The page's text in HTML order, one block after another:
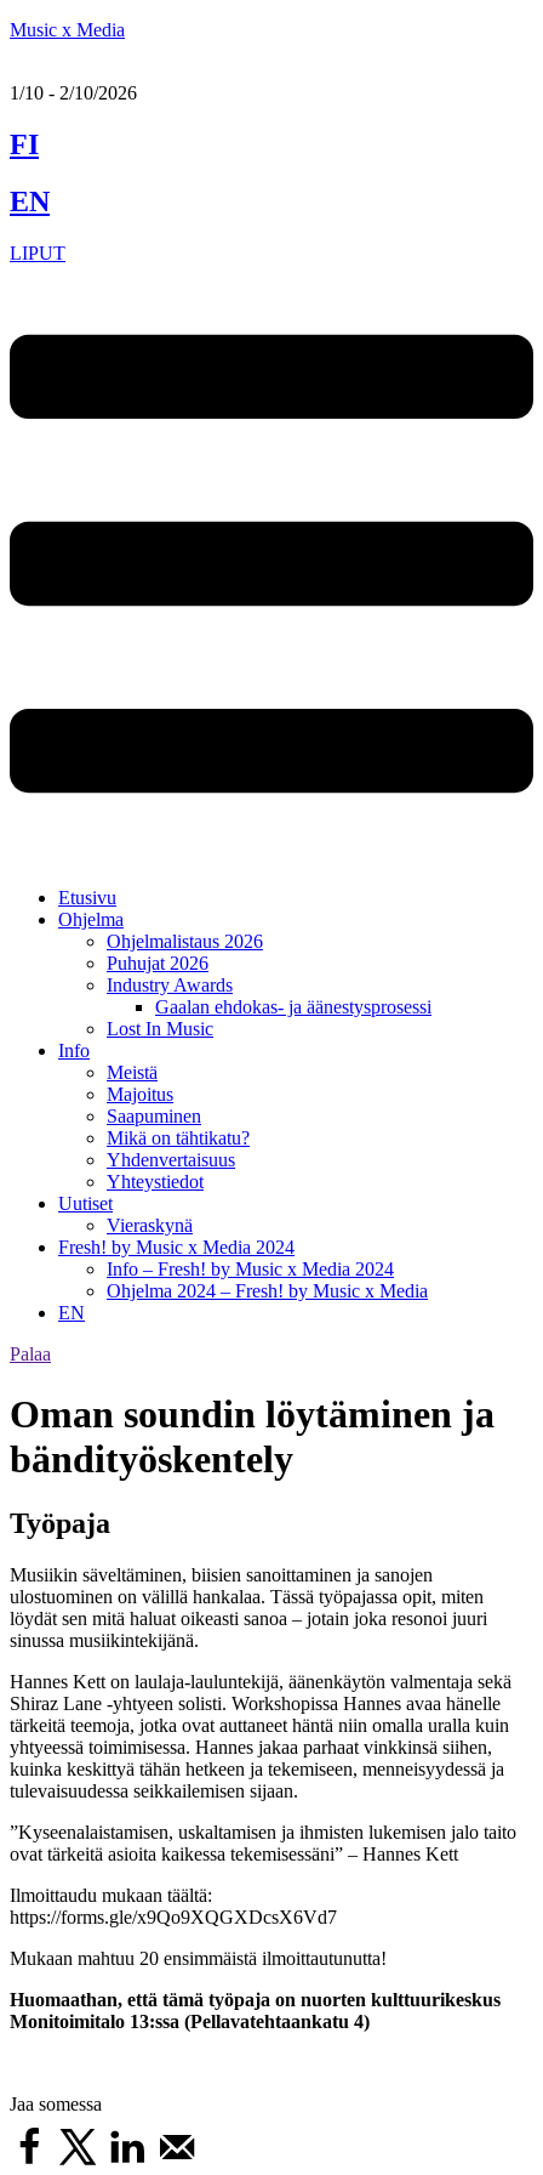
Music x Media
1/10 - 2/10/2026
FI
EN
LIPUT
Etusivu
Ohjelma
Ohjelmalistaus 2026
Puhujat 2026
Industry Awards
Gaalan ehdokas- ja äänestysprosessi
Lost In Music
Info
Meistä
Majoitus
Saapuminen
Mikä on tähtikatu?
Yhdenvertaisuus
Yhteystiedot
Uutiset
Vieraskynä
Fresh! by Music x Media 2024
Info – Fresh! by Music x Media 2024
Ohjelma 2024 – Fresh! by Music x Media
EN
Palaa
Oman soundin löytäminen ja
bändityöskentely
Työpaja
Musiikin säveltäminen, biisien sanoittaminen ja sanojen
ulostuominen on välillä hankalaa. Tässä työpajassa opit, miten
löydät sen mitä haluat oikeasti sanoa – jotain joka resonoi juuri
sinussa musiikintekijänä.
Hannes Kett on laulaja-lauluntekijä, äänenkäytön valmentaja sekä
Shiraz Lane -yhtyeen solisti. Workshopissa Hannes avaa hänelle
tärkeitä teemoja, jotka ovat auttaneet häntä niin omalla uralla kuin
yhtyeessä toimimisessa. Hannes jakaa parhaat vinkkinsä siihen,
kuinka keskittyä tähän hetkeen ja tekemiseen, menneisyydessä ja
tulevaisuudessa seikkailemisen sijaan.
”Kyseenalaistamisen, uskaltamisen ja ihmisten lukemisen jalo taito
ovat tärkeitä asioita kaikessa tekemisessäni” – Hannes Kett
Ilmoittaudu mukaan täältä:
https://forms.gle/x9Qo9XQGXDcsX6Vd7
Mukaan mahtuu 20 ensimmäistä ilmoittautunutta!
Huomaathan, että tämä työpaja on nuorten kulttuurikeskus
Monitoimitalo 13:ssa (Pellavatehtaankatu 4)
Jaa somessa